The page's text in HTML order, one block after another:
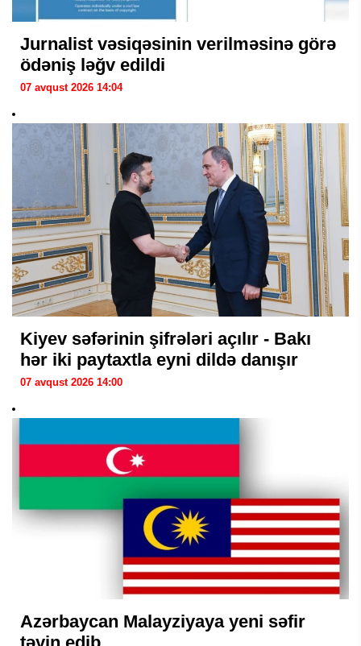
Jurnalist vəsiqəsinin verilməsinə görə
ödəniş ləğv edildi
07 avqust 2026 14:04
Kiyev səfərinin şifrələri açılır - Bakı
hər iki paytaxtla eyni dildə danışır
07 avqust 2026 14:00
Azərbaycan Malayziyaya yeni səfir